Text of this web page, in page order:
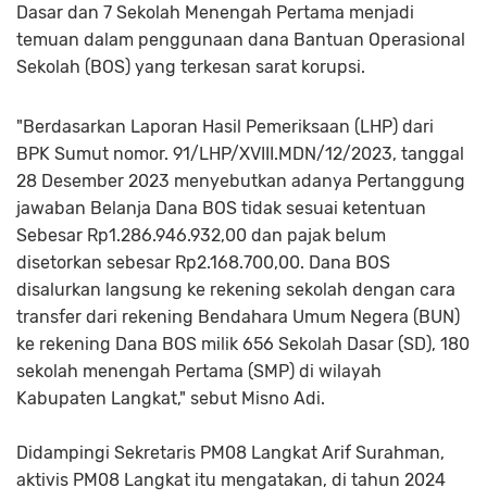
Dasar dan 7 Sekolah Menengah Pertama menjadi
temuan dalam penggunaan dana Bantuan Operasional
Sekolah (BOS) yang terkesan sarat korupsi.
"Berdasarkan Laporan Hasil Pemeriksaan (LHP) dari
BPK Sumut nomor. 91/LHP/XVIII.MDN/12/2023, tanggal
28 Desember 2023 menyebutkan adanya Pertanggung
jawaban Belanja Dana BOS tidak sesuai ketentuan
Sebesar Rp1.286.946.932,00 dan pajak belum
disetorkan sebesar Rp2.168.700,00. Dana BOS
disalurkan langsung ke rekening sekolah dengan cara
transfer dari rekening Bendahara Umum Negera (BUN)
ke rekening Dana BOS milik 656 Sekolah Dasar (SD), 180
sekolah menengah Pertama (SMP) di wilayah
Kabupaten Langkat," sebut Misno Adi.
Didampingi Sekretaris PM08 Langkat Arif Surahman,
aktivis PM08 Langkat itu mengatakan, di tahun 2024